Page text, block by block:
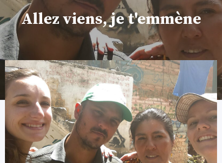
Allez viens, je t'emmène